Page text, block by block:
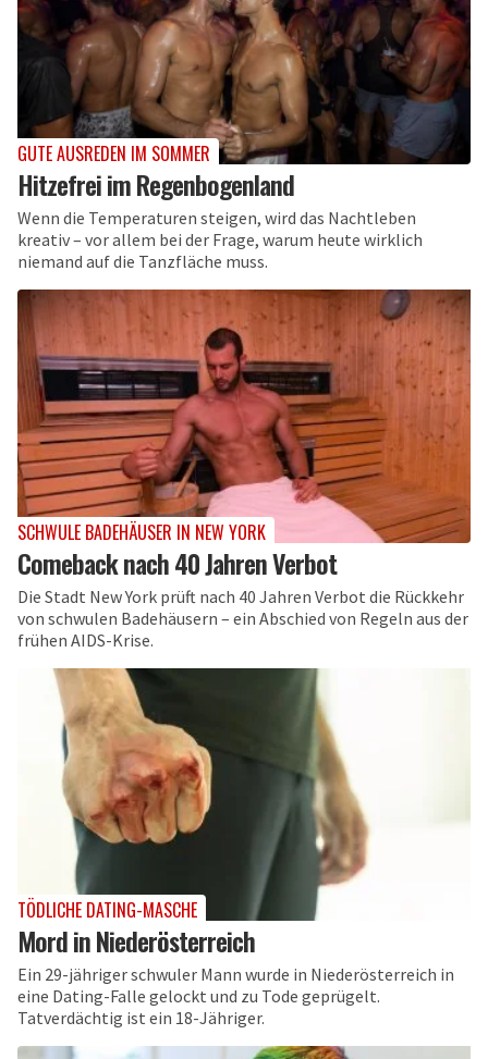
GUTE AUSREDEN IM SOMMER
Hitzefrei im Regenbogenland
Wenn die Temperaturen steigen, wird das Nachtleben
kreativ – vor allem bei der Frage, warum heute wirklich
niemand auf die Tanzfläche muss.
SCHWULE BADEHÄUSER IN NEW YORK
Comeback nach 40 Jahren Verbot
Die Stadt New York prüft nach 40 Jahren Verbot die Rückkehr
von schwulen Badehäusern – ein Abschied von Regeln aus der
frühen AIDS-Krise.
TÖDLICHE DATING-MASCHE
Mord in Niederösterreich
Ein 29-jähriger schwuler Mann wurde in Niederösterreich in
eine Dating-Falle gelockt und zu Tode geprügelt.
Tatverdächtig ist ein 18-Jähriger.